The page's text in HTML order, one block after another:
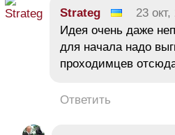
Strateg 23
Идея очень даже
для начала надо
проходимцев
Ответить